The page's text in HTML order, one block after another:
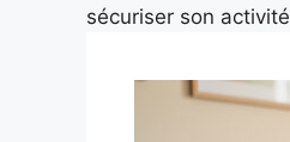
sécuriser son activité